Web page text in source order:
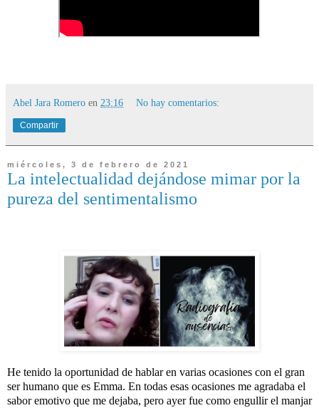
Abel Jara Romero en 23:16 No hay comentarios:
Compartir
miércoles, 3 de febrero de 2021
La intelectualidad dejándose mimar por la
pureza del sentimentalismo
He tenido la oportunidad de hablar en varias ocasiones con el gran
ser humano que es Emma. En todas esas ocasiones me agradaba el
sabor emotivo que me dejaba, pero ayer fue como engullir el manjar